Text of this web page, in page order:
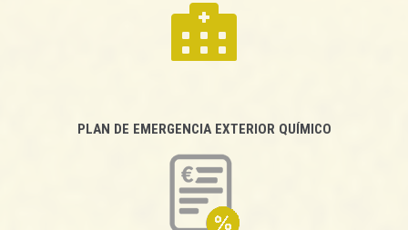
PLAN DE EMERGENCIA EXTERIOR QUÍMICO